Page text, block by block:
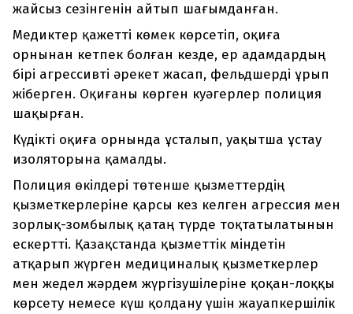
жайсыз сезінгенін айтып шағымданған.
Медиктер қажетті көмек көрсетіп, оқиға
орнынан кетпек болған кезде, ер адамдардың
бірі агрессивті әрекет жасап, фельдшерді ұрып
жіберген. Оқиғаны көрген куәгерлер полиция
шақырған.
Күдікті оқиға орнында ұсталып, уақытша ұстау
изоляторына қамалды.
Полиция өкілдері төтенше қызметтердің
қызметкерлеріне қарсы кез келген агрессия мен
зорлық-зомбылық қатаң түрде тоқтатылатынын
ескертті. Қазақстанда қызметтік міндетін
атқарып жүрген медициналық қызметкерлер
мен жедел жәрдем жүргізушілеріне қоқан-лоққы
көрсету немесе күш қолдану үшін жауапкершілік